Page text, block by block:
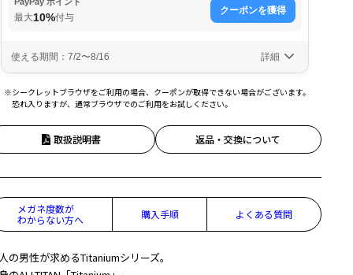
※シークレットブラウザをご利用の場合、クーポンが取得できない場合がございます。
恐れ入りますが、通常ブラウザでのご利用をお試しください。
取扱説明書 返品・交換について
メガネ度数が
わからない方へ
購入手順 よくある質問
の男性が求めるTitaniumシリーズ。